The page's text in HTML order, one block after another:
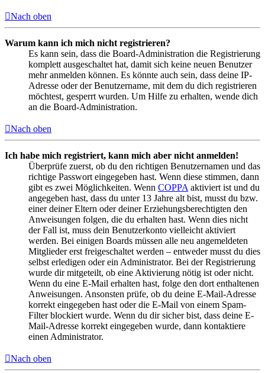
Nach oben
Warum kann ich mich nicht registrieren?
Es kann sein, dass die Board-Administration die Registrierung
komplett ausgeschaltet hat, damit sich keine neuen Benutzer
mehr anmelden können. Es könnte auch sein, dass deine IP-
Adresse oder der Benutzername, mit dem du dich registrieren
möchtest, gesperrt wurden. Um Hilfe zu erhalten, wende dich
an die Board-Administration.
Nach oben
Ich habe mich registriert, kann mich aber nicht anmelden!
Überprüfe zuerst, ob du den richtigen Benutzernamen und das
richtige Passwort eingegeben hast. Wenn diese stimmen, dann
gibt es zwei Möglichkeiten. Wenn COPPA aktiviert ist und du
angegeben hast, dass du unter 13 Jahre alt bist, musst du bzw.
einer deiner Eltern oder deiner Erziehungsberechtigten den
Anweisungen folgen, die du erhalten hast. Wenn dies nicht
der Fall ist, muss dein Benutzerkonto vielleicht aktiviert
werden. Bei einigen Boards müssen alle neu angemeldeten
Mitglieder erst freigeschaltet werden – entweder musst du dies
selbst erledigen oder ein Administrator. Bei der Registrierung
wurde dir mitgeteilt, ob eine Aktivierung nötig ist oder nicht.
Wenn du eine E-Mail erhalten hast, folge den dort enthaltenen
Anweisungen. Ansonsten prüfe, ob du deine E-Mail-Adresse
korrekt eingegeben hast oder die E-Mail von einem Spam-
Filter blockiert wurde. Wenn du dir sicher bist, dass deine E-
Mail-Adresse korrekt eingegeben wurde, dann kontaktiere
einen Administrator.
Nach oben